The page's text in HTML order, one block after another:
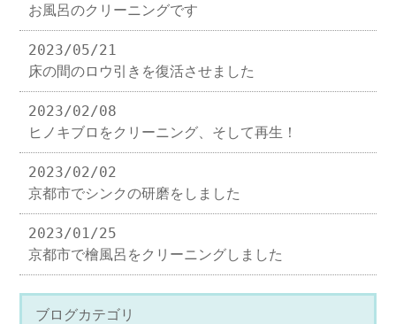
お風呂のクリーニングです
2023/05/21
床の間のロウ引きを復活させました
2023/02/08
ヒノキブロをクリーニング、そして再生！
2023/02/02
京都市でシンクの研磨をしました
2023/01/25
京都市で檜風呂をクリーニングしました
ブログカテゴリ